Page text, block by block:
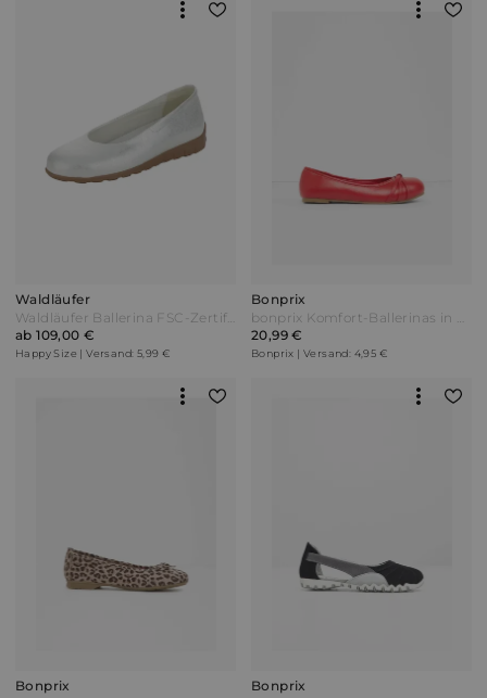
Waldläufer
Waldläufer Ballerina FSC-Zertifizierung Silberfarben
ab 109,00 €
Happy Size | Versand: 5,99 €
Bonprix
bonprix Komfort-Ballerinas in bequemer Weite Rot
20,99 €
Bonprix | Versand: 4,95 €
Bonprix
Bonprix